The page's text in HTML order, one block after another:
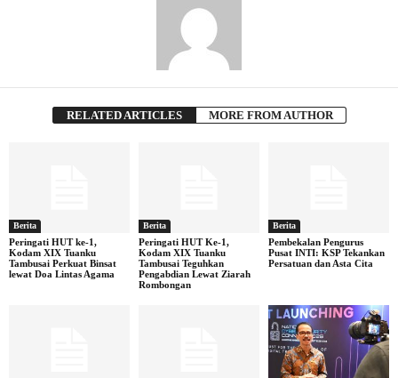
RELATED ARTICLES MORE FROM AUTHOR
Berita
Peringati HUT ke-1,
Kodam XIX Tuanku
Tambusai Perkuat Binsat
lewat Doa Lintas Agama
Berita
Peringati HUT Ke-1,
Kodam XIX Tuanku
Tambusai Teguhkan
Pengabdian Lewat Ziarah
Rombongan
Berita
Pembekalan Pengurus
Pusat INTI: KSP Tekankan
Persatuan dan Asta Cita